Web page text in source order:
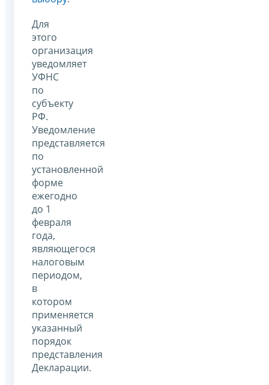
Для
этого
организация
уведомляет
УФНС
по
субъекту
РФ.
Уведомление
представляется
по
установленной
форме
ежегодно
до 1
февраля
года,
являющегося
налоговым
периодом,
в
котором
применяется
указанный
порядок
представления
Декларации.